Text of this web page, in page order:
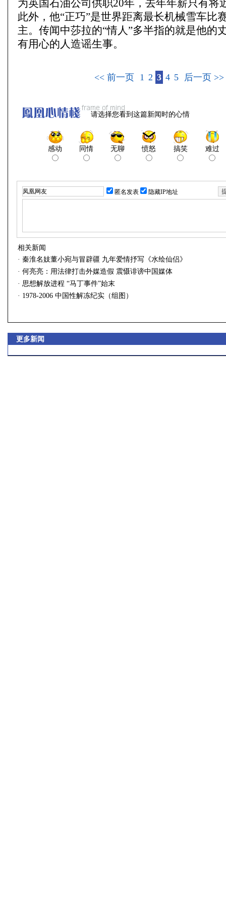
为英国石油公司供职20年，去年年薪只有将
此外，他“正巧”是世界距离最长机械雪车比
主。传闻中莎拉的“情人”多半指的就是他的
有用心的人造谣生事。
<< 前一页 1 2 3 4 5 后一页 >>
请选择您看到这篇新闻时的心情
感动 同情 无聊 愤怒 搞笑 难过
匿名发表 隐藏IP地址
相关新闻
· 秦淮名妓董小宛与冒辟疆 九年爱情抒写《水绘仙侣》
· 何亮亮：用法律打击外媒造假 震慑诽谤中国媒体
· 思想解放进程 “马丁事件”始末
· 1978-2006 中国性解冻纪实（组图）
更多新闻